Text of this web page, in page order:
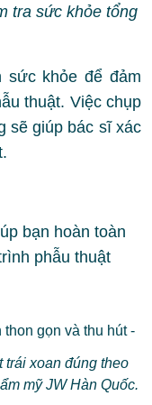
tra sức khỏe tổng
sức khỏe để đảm
thuật. Việc chụp
sẽ giúp bác sĩ xác
bạn hoàn toàn
phẫu thuật
trái xoan đúng theo
mỹ JW Hàn Quốc.